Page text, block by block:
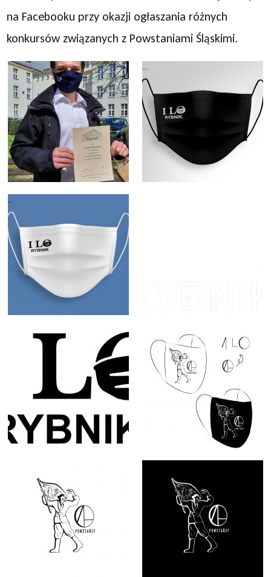
na Facebooku przy okazji ogłaszania różnych
konkursów związanych z Powstaniami Śląskimi.